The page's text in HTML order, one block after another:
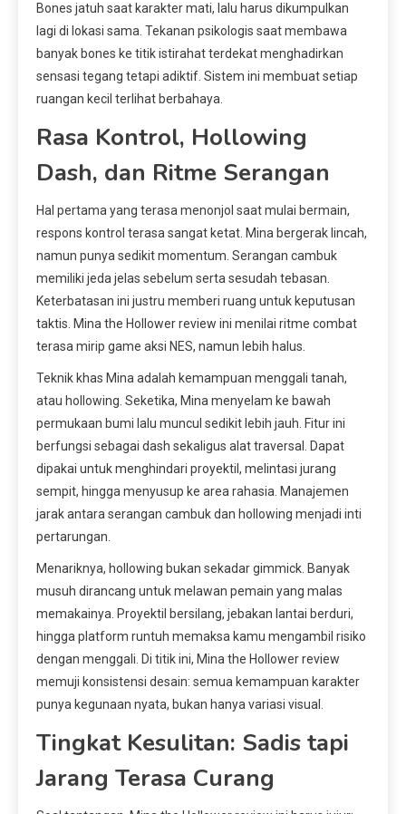
Bones jatuh saat karakter mati, lalu harus dikumpulkan
lagi di lokasi sama. Tekanan psikologis saat membawa
banyak bones ke titik istirahat terdekat menghadirkan
sensasi tegang tetapi adiktif. Sistem ini membuat setiap
ruangan kecil terlihat berbahaya.
Rasa Kontrol, Hollowing
Dash, dan Ritme Serangan
Hal pertama yang terasa menonjol saat mulai bermain,
respons kontrol terasa sangat ketat. Mina bergerak lincah,
namun punya sedikit momentum. Serangan cambuk
memiliki jeda jelas sebelum serta sesudah tebasan.
Keterbatasan ini justru memberi ruang untuk keputusan
taktis. Mina the Hollower review ini menilai ritme combat
terasa mirip game aksi NES, namun lebih halus.
Teknik khas Mina adalah kemampuan menggali tanah,
atau hollowing. Seketika, Mina menyelam ke bawah
permukaan bumi lalu muncul sedikit lebih jauh. Fitur ini
berfungsi sebagai dash sekaligus alat traversal. Dapat
dipakai untuk menghindari proyektil, melintasi jurang
sempit, hingga menyusup ke area rahasia. Manajemen
jarak antara serangan cambuk dan hollowing menjadi inti
pertarungan.
Menariknya, hollowing bukan sekadar gimmick. Banyak
musuh dirancang untuk melawan pemain yang malas
memakainya. Proyektil bersilang, jebakan lantai berduri,
hingga platform runtuh memaksa kamu mengambil risiko
dengan menggali. Di titik ini, Mina the Hollower review
memuji konsistensi desain: semua kemampuan karakter
punya kegunaan nyata, bukan hanya variasi visual.
Tingkat Kesulitan: Sadis tapi
Jarang Terasa Curang